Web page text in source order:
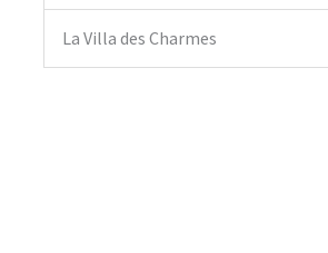
La Villa des Charmes